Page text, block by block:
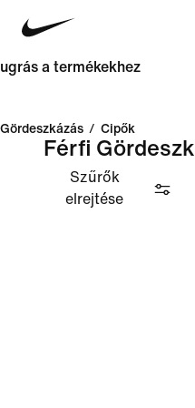
ugrás a termékekhez
Gördeszkázás / Cipők
Férfi
Szűrők
elrejtése